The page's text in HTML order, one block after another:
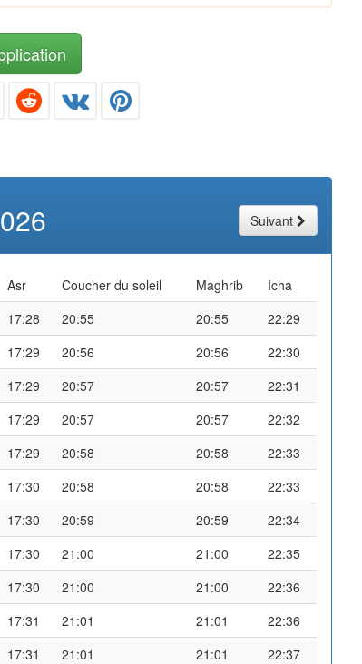
Suivant
Asr Coucher du soleil Maghrib
Icha
17:28 20:55 20:55
22:29
17:29 20:56 20:56
22:30
17:29 20:57 20:57
22:31
17:29 20:57 20:57
22:32
17:29 20:58 20:58
22:33
17:30 20:58 20:58
22:33
17:30 20:59 20:59
22:34
17:30 21:00 21:00
22:35
17:30 21:00 21:00
22:36
17:31 21:01 21:01
22:36
17:31 21:01 21:01
22:37